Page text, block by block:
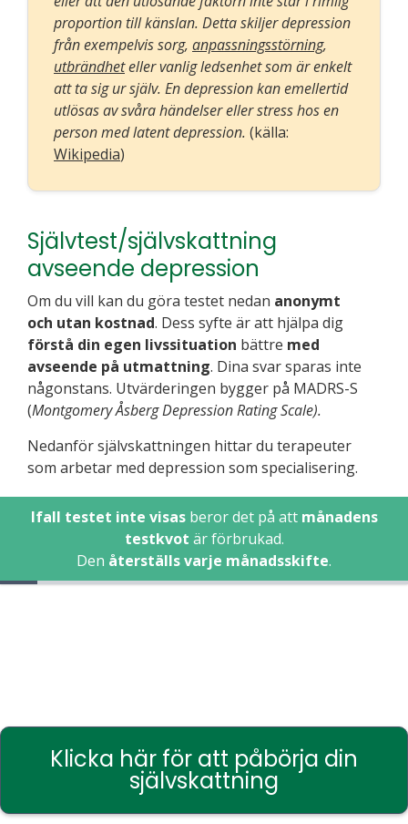
proportion till känslan. Detta skiljer depression
från exempelvis sorg, anpassningsstörning,
utbrändheteller vanlig ledsenhet som är enkelt
att ta sig ur själv. En depression kan emellertid
utlösas av svåra händelser eller stress hos en
person med latent depression. (källa:
Wikipedia)
Självtest/självskattning
avseende depression
Om du vill kan du göra testet nedan anonymt
och utan kostnad. Dess syfte är att hjälpa dig
förstå din egen livssituation bättre med
avseende på utmattning. Dina svar sparas inte
någonstans. Utvärderingen bygger på MADRS-S
(Montgomery Åsberg Depression Rating Scale).
Nedanför självskattningen hittar du terapeuter
som arbetar med depression som specialisering.
Ifall testet inte visas beror det på att månadens
testkvot är förbrukad.
Den återställs varje månadsskifte.